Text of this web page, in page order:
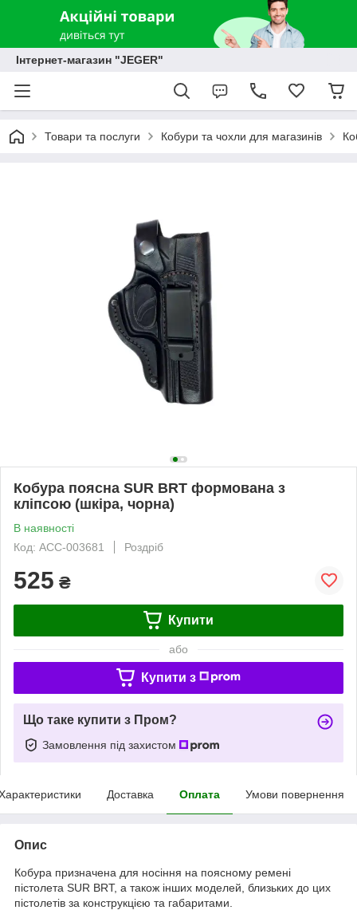
Інтернет-магазин "JEGER"
Товари та послуги Кобури та чохли для магазинів
Кобура поясна SUR BRT формована з
кліпсою (шкіра, чорна)
В наявності
Код: ACC-003681
Роздріб
525 ₴
Купити
або
Купити з
Що таке купити з Пром?
Замовлення під захистом
Доставка Оплата Умови повернення
Опис
Кобура призначена для носіння на поясному ремені
пістолета SUR BRT, а також інших моделей, близьких до цих
пістолетів за конструкцією та габаритами.